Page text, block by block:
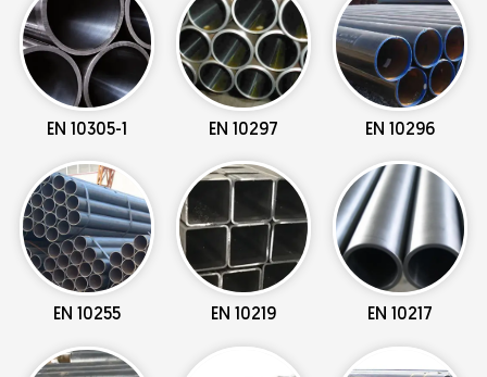
EN 10305-1 EN 10297 EN 10296
EN 10255 EN 10219 EN 10217